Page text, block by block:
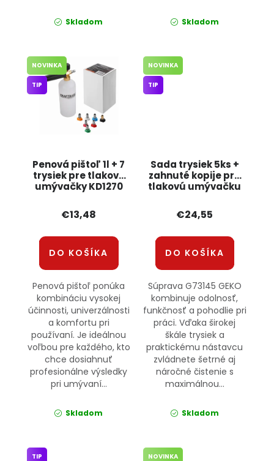
Skladom Skladom
Penová pištoľ 1l + 7
trysiek pre tlakové
umývačky KD1270
NOVINKA
TIP
€13,48
DO KOŠÍKA
Penová pištoľ ponúka
kombináciu vysokej
účinnosti, univerzálnosti
a komfortu pri
používaní. Je ideálnou
voľbou pre každého, kto
chce dosiahnuť
profesionálne výsledky
pri umývaní...
Skladom
Sada trysiek 5ks +
zahnuté kopije pre
tlakovú umývačku
NOVINKA
TIP
€24,55
DO KOŠÍKA
Súprava G73145 GEKO
kombinuje odolnosť,
funkčnosť a pohodlie pri
práci. Vďaka širokej
škále trysiek a
praktickému nástavcu
zvládnete šetrné aj
náročné čistenie s
maximálnou...
Skladom
TIP NOVINKA